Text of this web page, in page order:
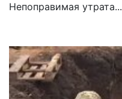
Непоправимая утрата...